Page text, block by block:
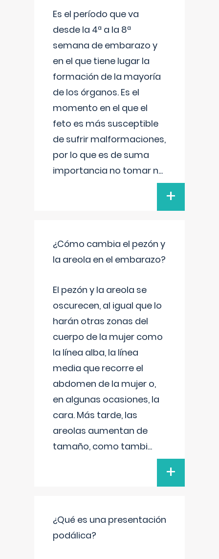
Es el período que va
desde la 4ª a la 8ª
semana de embarazo y
en el que tiene lugar la
formación de la mayoría
de los órganos. Es el
momento en el que el
feto es más susceptible
de sufrir malformaciones,
por lo que es de suma
importancia no tomar n...
+
¿Cómo cambia el pezón y
la areola en el embarazo?
El pezón y la areola se
oscurecen, al igual que lo
harán otras zonas del
cuerpo de la mujer como
la línea alba, la línea
media que recorre el
abdomen de la mujer o,
en algunas ocasiones, la
cara. Más tarde, las
areolas aumentan de
tamaño, como tambi...
+
¿Qué es una presentación
podálica?